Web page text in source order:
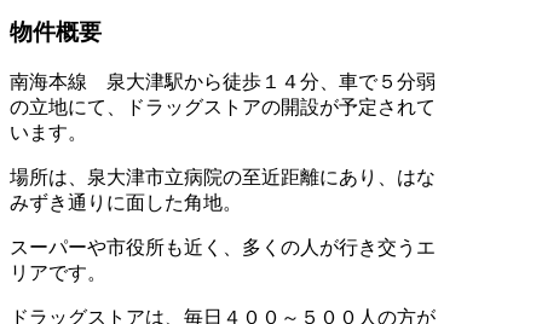
物件概要
南海本線 泉大津駅から徒歩１４分、車で５分弱
の立地にて、ドラッグストアの開設が予定されて
います。
場所は、泉大津市立病院の至近距離にあり、はな
みずき通りに面した角地。
スーパーや市役所も近く、多くの人が行き交うエ
リアです。
ドラッグストアは、毎日４００～５００人の方が